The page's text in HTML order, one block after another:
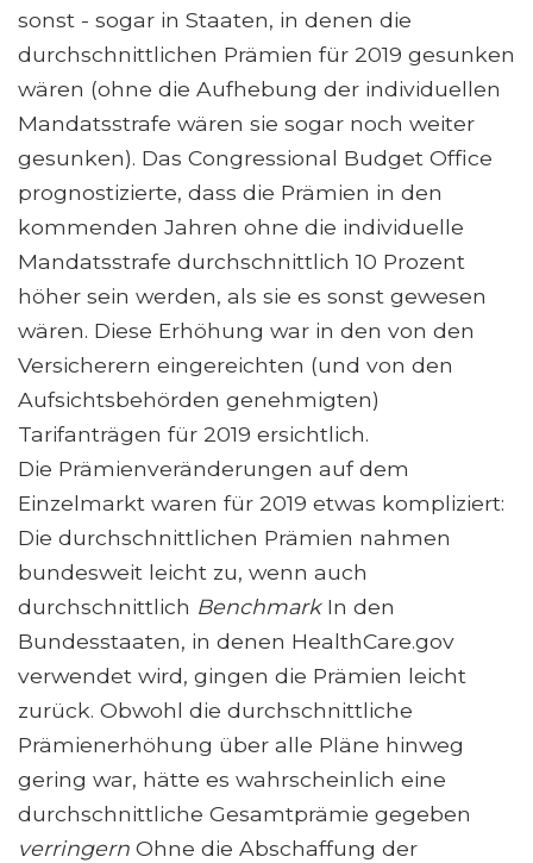
sonst - sogar in Staaten, in denen die
durchschnittlichen Prämien für 2019 gesunken
wären (ohne die Aufhebung der individuellen
Mandatsstrafe wären sie sogar noch weiter
gesunken). Das Congressional Budget Office
prognostizierte, dass die Prämien in den
kommenden Jahren ohne die individuelle
Mandatsstrafe durchschnittlich 10 Prozent
höher sein werden, als sie es sonst gewesen
wären. Diese Erhöhung war in den von den
Versicherern eingereichten (und von den
Aufsichtsbehörden genehmigten)
Tarifanträgen für 2019 ersichtlich.
Die Prämienveränderungen auf dem
Einzelmarkt waren für 2019 etwas kompliziert:
Die durchschnittlichen Prämien nahmen
bundesweit leicht zu, wenn auch
durchschnittlich Benchmark In den
Bundesstaaten, in denen HealthCare.gov
verwendet wird, gingen die Prämien leicht
zurück. Obwohl die durchschnittliche
Prämienerhöhung über alle Pläne hinweg
gering war, hätte es wahrscheinlich eine
durchschnittliche Gesamtprämie gegeben
verringern Ohne die Abschaffung der